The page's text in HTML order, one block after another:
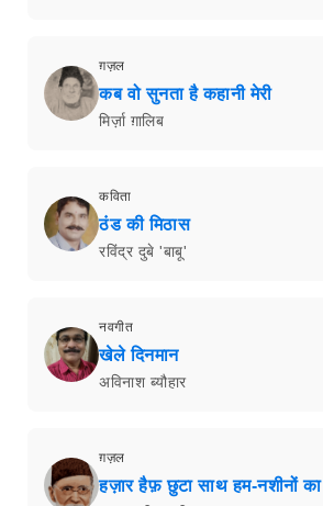
ग़ज़ल
कब वो सुनता है कहानी मेरी
मिर्ज़ा ग़ालिब
कविता
ठंड की मिठास
रविंद्र दुबे 'बाबू'
नवगीत
खेले दिनमान
अविनाश ब्यौहार
ग़ज़ल
हज़ार हैफ़ छुटा साथ हम-नशीनों का